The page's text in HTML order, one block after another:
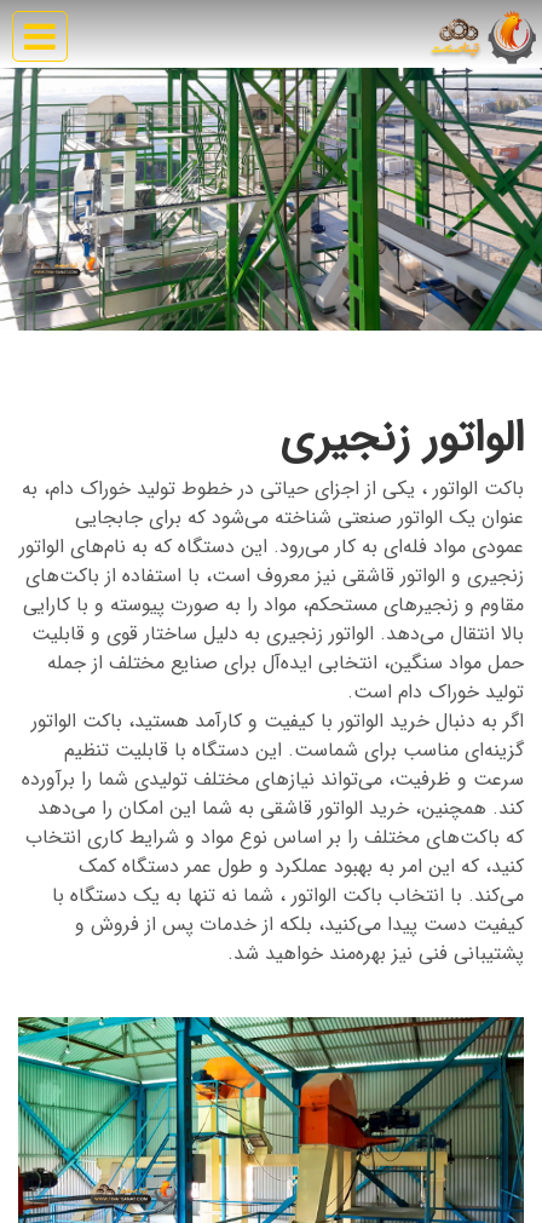
الواتور زنجیری
باکت الواتور ، یکی از اجزای حیاتی در خطوط تولید خوراک دام، به
عنوان یک الواتور صنعتی شناخته می‌شود که برای جابجایی
عمودی مواد فله‌ای به کار می‌رود. این دستگاه که به نام‌های الواتور
زنجیری و الواتور قاشقی نیز معروف است، با استفاده از باکت‌های
مقاوم و زنجیرهای مستحکم، مواد را به صورت پیوسته و با کارایی
بالا انتقال می‌دهد. الواتور زنجیری به دلیل ساختار قوی و قابلیت
حمل مواد سنگین، انتخابی ایده‌آل برای صنایع مختلف از جمله
تولید خوراک دام است.
اگر به دنبال خرید الواتور با کیفیت و کارآمد هستید، باکت الواتور
گزینه‌ای مناسب برای شماست. این دستگاه با قابلیت تنظیم
سرعت و ظرفیت، می‌تواند نیازهای مختلف تولیدی شما را برآورده
کند. همچنین، خرید الواتور قاشقی به شما این امکان را می‌دهد
که باکت‌های مختلف را بر اساس نوع مواد و شرایط کاری انتخاب
کنید، که این امر به بهبود عملکرد و طول عمر دستگاه کمک
می‌کند. با انتخاب باکت الواتور ، شما نه تنها به یک دستگاه با
کیفیت دست پیدا می‌کنید، بلکه از خدمات پس از فروش و
پشتیبانی فنی نیز بهره‌مند خواهید شد.